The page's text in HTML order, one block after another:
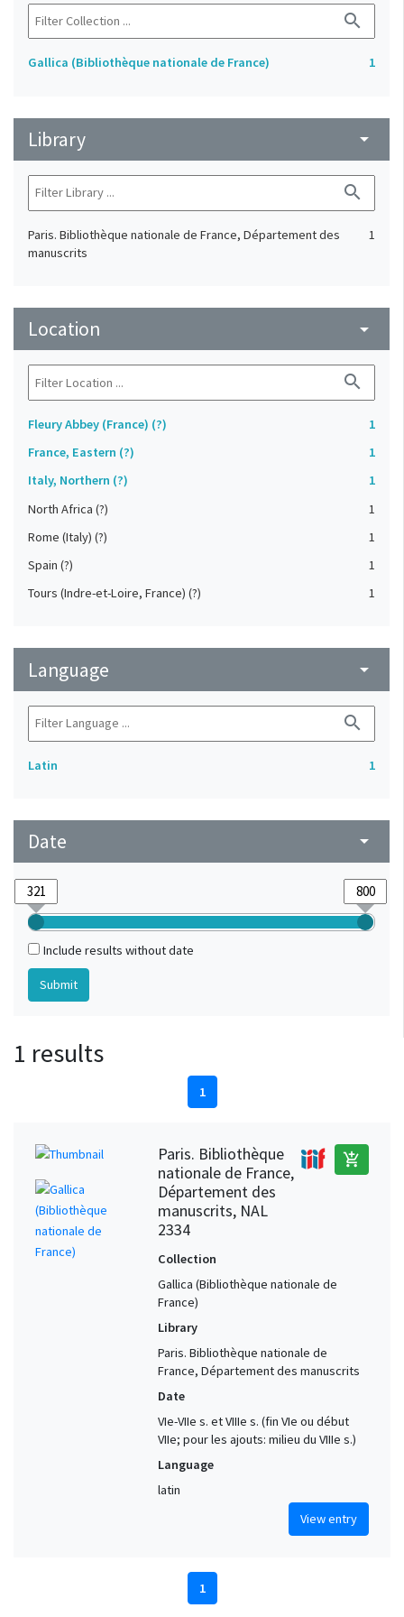
search
Gallica (Bibliothèque nationale de France) 1
Library arrow_drop_down
search
Paris. Bibliothèque nationale de France, Département des
manuscrits
1
Location arrow_drop_down
search
Fleury Abbey (France) (?)
1
France, Eastern (?)
1
Italy, Northern (?)
1
North Africa (?)
1
Rome (Italy) (?)
1
Spain (?)
1
Tours (Indre-et-Loire, France) (?)
1
Language arrow_drop_down
search
Latin 1
Date arrow_drop_down
Include results without date
1 results
1
Paris. Bibliothèque
nationale de France,
Département des
manuscrits, NAL
2334
add_shopping_cart
Collection
Gallica (Bibliothèque nationale de
France)
Library
Paris. Bibliothèque nationale de
France, Département des manuscrits
Date
VIe-VIIe s. et VIIIe s. (fin VIe ou début
VIIe; pour les ajouts: milieu du VIIIe s.)
Language
latin
View entry
1